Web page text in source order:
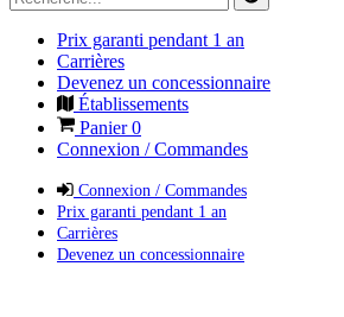
Prix garanti pendant 1 an
Carrières
Devenez un concessionnaire
Établissements
Panier0
Connexion / Commandes
Connexion / Commandes
Prix garanti pendant 1 an
Carrières
Devenez un concessionnaire